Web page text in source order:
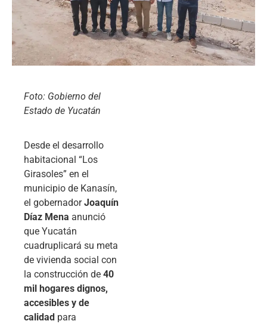
Foto: Gobierno del
Estado de Yucatán
Desde el desarrollo
habitacional “Los
Girasoles” en el
municipio de Kanasín,
el gobernadorJoaquín
Díaz Mena anunció
que Yucatán
cuadruplicará su meta
de vivienda social con
la construcción de 40
mil hogares dignos,
accesibles y de
calidad para